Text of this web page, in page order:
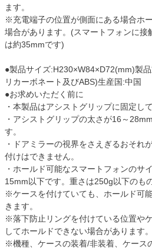
ます。
※充電端子の位置が側面にある場合ホ
場合があります。(スマートフォンに接
は約35mmです)
●製品サイズ:H230×W84×D72(mm)製
リカーボネート及びABS)生産国:中国
●お求めいただく前に
・本製品はアシストグリップに固定し
・アシストグリップの太さが16～
す。
・ドアミラーの視界をさえぎるおそれ
付けはできません。
・ホールド可能なスマートフォンのサ
15mm以下です。重さは250g以下のも
※ケースを付けていても、ホールド可
きます。
※落下防止リングを付けている位置や
してホールドできない場合があります。
※機種、ケースの装着/非装着、ケース